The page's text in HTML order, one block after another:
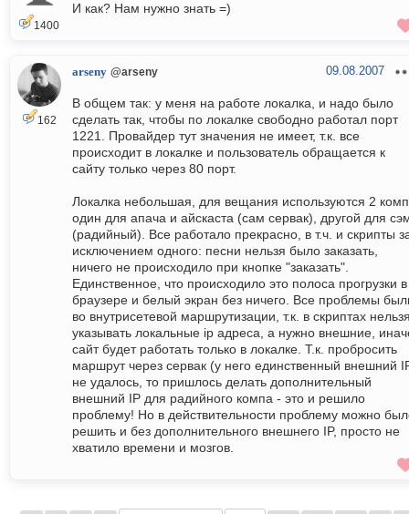
1400
И как? Нам нужно знать =)
162
arseny @arseny 09.08.2007
В общем так: у меня на работе локалка, и надо было
сделать так, чтобы по локалке свободно работал порт
1221. Провайдер тут значения не имеет, т.к. все
происходит в локалке и пользователь обращается к
сайту только через 80 порт.
Локалка небольшая, для вещания используются 2
один для апача и айскаста (сам сервак), другой для
(радийный). Все работало прекрасно, в т.ч. и скрипты
исключением одного: песни нельзя было заказать,
ничего не происходило при кнопке "заказать".
Единственное, что происходило это полоса прогрузки в
браузере и белый экран без ничего. Все проблемы
во внутрисетевой маршрутизации, т.к. в скриптах
указывать локальные ip адреса, а нужно внешние,
сайт будет работать только в локалке. Т.к. пробросить
маршрут через сервак (у него единственный внешний
не удалось, то пришлось делать дополнительный
внешний IP для радийного компа - это и решило
проблему! Но в действительности проблему можно
решить и без дополнительного внешнего IP, просто не
хватило времени и мозгов.